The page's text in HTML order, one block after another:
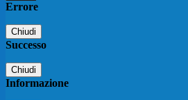
Errore
Chiudi
Successo
Chiudi
Informazione